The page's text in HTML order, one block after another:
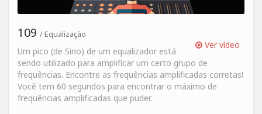
Ver vídeo
109 / Equalização
Um pico (de Sino) de um equalizador está
sendo utilizado para amplificar um certo grupo de
frequências. Encontre as frequências amplificadas corretas!
Você tem 60 segundos para encontrar o máximo de
frequências amplificadas que puder.